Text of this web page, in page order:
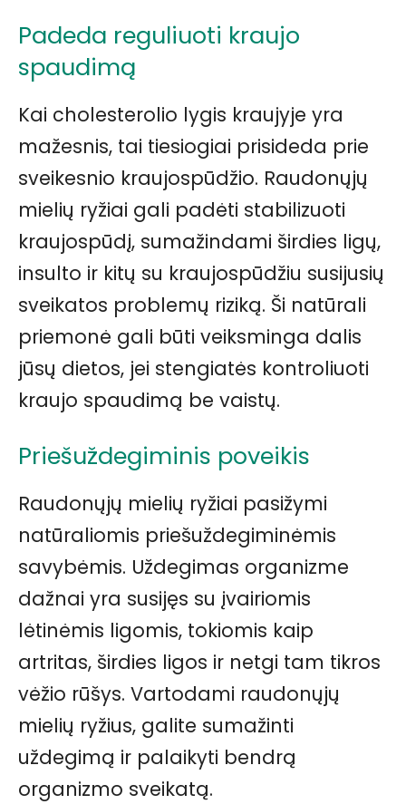
Padeda reguliuoti kraujo
spaudimą
Kai cholesterolio lygis kraujyje yra
mažesnis, tai tiesiogiai prisideda prie
sveikesnio kraujospūdžio. Raudonųjų
mielių ryžiai gali padėti stabilizuoti
kraujospūdį, sumažindami širdies ligų,
insulto ir kitų su kraujospūdžiu susijusių
sveikatos problemų riziką. Ši natūrali
priemonė gali būti veiksminga dalis
jūsų dietos, jei stengiatės kontroliuoti
kraujo spaudimą be vaistų.
Priešuždegiminis poveikis
Raudonųjų mielių ryžiai pasižymi
natūraliomis priešuždegiminėmis
savybėmis. Uždegimas organizme
dažnai yra susijęs su įvairiomis
lėtinėmis ligomis, tokiomis kaip
artritas, širdies ligos ir netgi tam tikros
vėžio rūšys. Vartodami raudonųjų
mielių ryžius, galite sumažinti
uždegimą ir palaikyti bendrą
organizmo sveikatą.